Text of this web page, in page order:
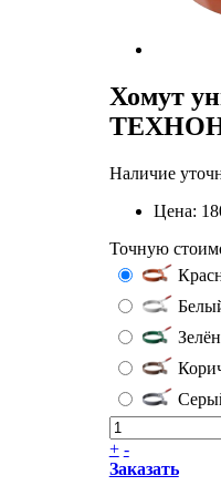
Хомут
Наличие
Цена:
Точную
+ -
Заказать